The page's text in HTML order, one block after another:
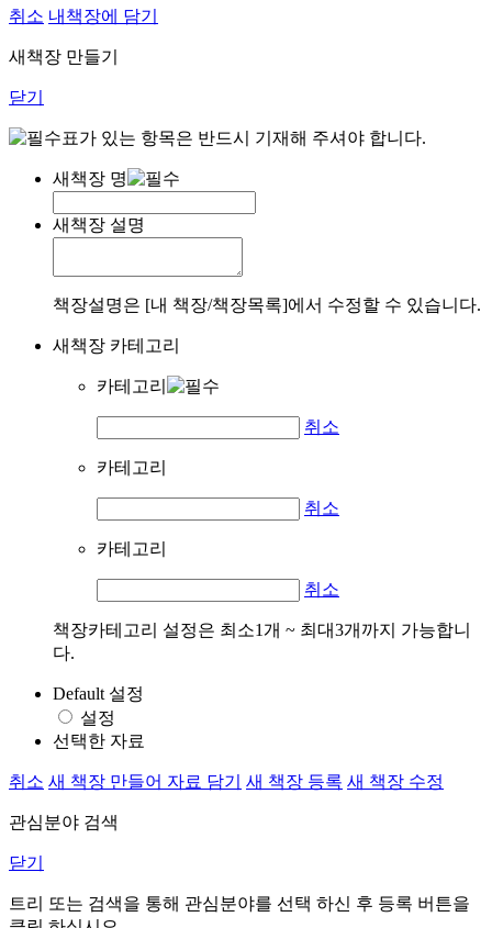
취소 내책장에 담기
새책장 만들기
닫기
표가 있는 항목은 반드시 기재해 주셔야 합니다.
새책장 명
새책장 설명
책장설명은 [내 책장/책장목록]에서 수정할 수 있습니다.
새책장 카테고리
카테고리
취소
카테고리
취소
카테고리
취소
책장카테고리 설정은 최소1개 ~ 최대3개까지 가능합니
다.
Default 설정
설정
선택한 자료
취소 새 책장 만들어 자료 담기 새 책장 등록 새 책장 수정
관심분야 검색
닫기
트리 또는 검색을 통해 관심분야를 선택 하신 후 등록 버튼을